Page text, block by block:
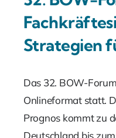
Strategien
Das 32. BOW-
Onlineformat statt.
Prognos kommt zu
Deutschland bis